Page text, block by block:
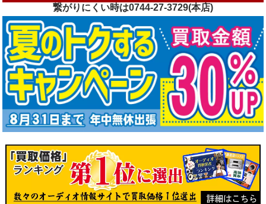
繋がりにくい時は0744-27-3729(本店)